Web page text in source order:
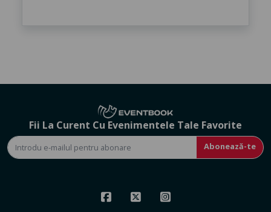
Fii La Curent Cu Evenimentele Tale Favorite
Abonează-te